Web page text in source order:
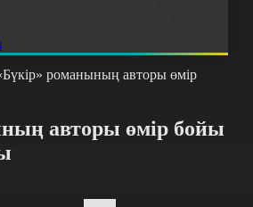
романының авторы өмір
авторы өмір бойы